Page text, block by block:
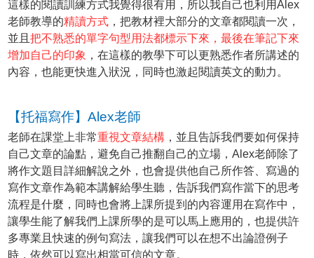
這樣的閱讀訓練方式我覺得很有用，所以我自己也利用Alex
老師教導的精讀方式 ，把教材裡大部分的文章都閱讀一次，
並且把不熟悉的單字句型用法都標示下來，最後在筆記下來
增加自己的印象 ，在這樣的教學下可以更熟悉作者所講述的
內容，也能更快進入狀況，同時也激起閱讀英文的動力。
【托福寫作】Alex老師
老師在課堂上非常重視文章結構 ，並且告訴我們要如何保持
自己文章的論點，避免自己推翻自己的立場，Alex老師除了
將作文題目詳細解說之外，也會提供他自己所作答、寫過的
寫作文章作為範本講解給學生聽，告訴我們寫作當下的思考
流程是什麼，同時也會將上課所提到的內容運用在寫作中，
讓學生能了解我們上課所學的是可以馬上應用的，也提供許
多專業且快速的例句寫法，讓我們可以在想不出論證例子
時，依然可以寫出相當可信的文章。